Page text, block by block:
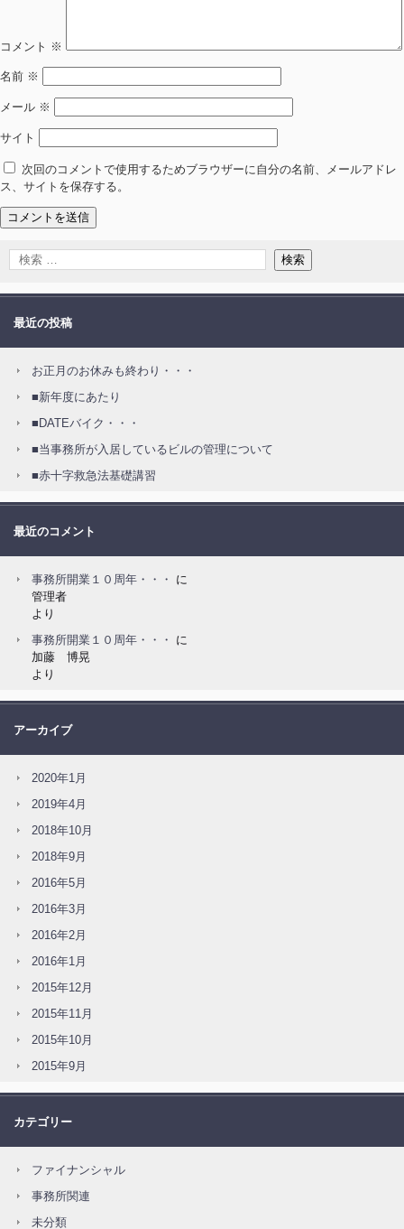
コメント ※
名前 ※
メール ※
サイト
次回のコメントで使用するためブラウザーに自分の名前、メールアドレ
ス、サイトを保存する。
最近の投稿
お正月のお休みも終わり・・・
■新年度にあたり
■DATEバイク・・・
■当事務所が入居しているビルの管理について
■赤十字救急法基礎講習
最近のコメント
事務所開業１０周年・・・
に
管理者
より
事務所開業１０周年・・・
に
加藤 博晃
より
アーカイブ
2020年1月
2019年4月
2018年10月
2018年9月
2016年5月
2016年3月
2016年2月
2016年1月
2015年12月
2015年11月
2015年10月
2015年9月
カテゴリー
ファイナンシャル
事務所関連
未分類